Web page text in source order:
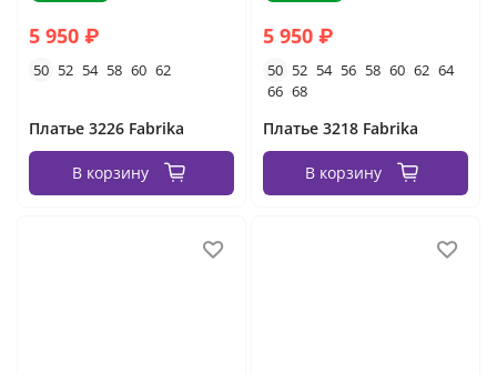
5 950 ₽
50 52 54 58 60 62
Платье 3226 Fabrika
В корзину
5 950 ₽
50 52 54 56 58 60 62 64
66 68
Платье 3218 Fabrika
В корзину